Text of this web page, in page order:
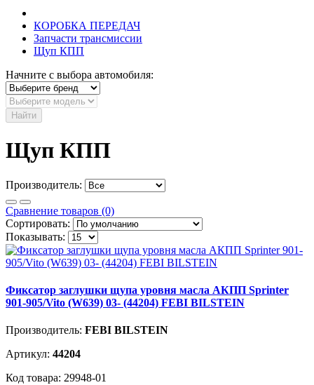
КОРОБКА ПЕРЕДАЧ
Запчасти трансмиссии
Щуп КПП
Начните с выбора автомобиля:
Найти
Щуп КПП
Производитель:
Сравнение товаров (0)
Сортировать:
Показывать:
Фиксатор заглушки щупа уровня масла АКПП Sprinter
901-905/Vito (W639) 03- (44204) FEBI BILSTEIN
Производитель: FEBI BILSTEIN
Артикул: 44204
Код товара: 29948-01